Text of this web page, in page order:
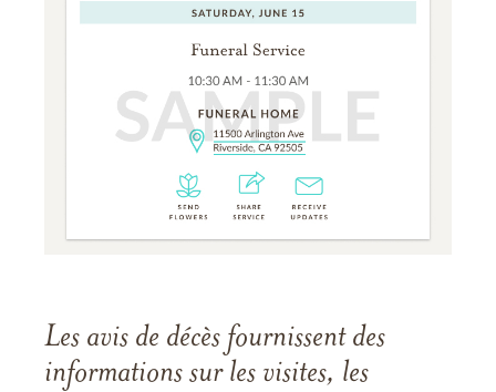
Les avis de décès fournissent des
informations sur les visites, les